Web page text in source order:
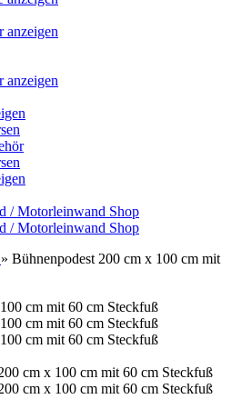
anzeigen
anzeigen
/ Motorleinwand Shop
/ Motorleinwand Shop
» Bühnenpodest 200 cm x 100 cm mit